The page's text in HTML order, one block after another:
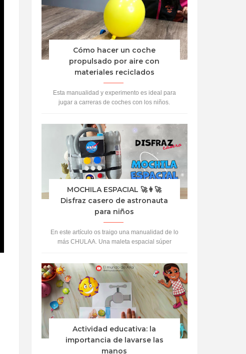
Cómo hacer un coche
propulsado por aire con
materiales reciclados
Esta manualidad y experimento es ideal para
jugar a carreras de coches con los niños.
MOCHILA ESPACIAL 🚀👩‍🚀
Disfraz casero de astronauta
para niños
En este artículo os traigo una manualidad de lo
más CHULAA. Una maleta espacial súper
Actividad educativa: la
importancia de lavarse las
manos